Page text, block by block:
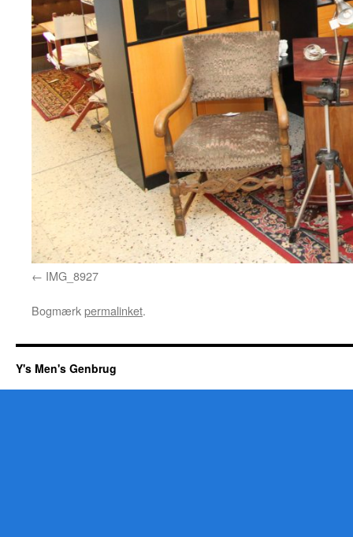
IMG_8927
Bogmærkpermalinket.
Y's Men's Genbrug